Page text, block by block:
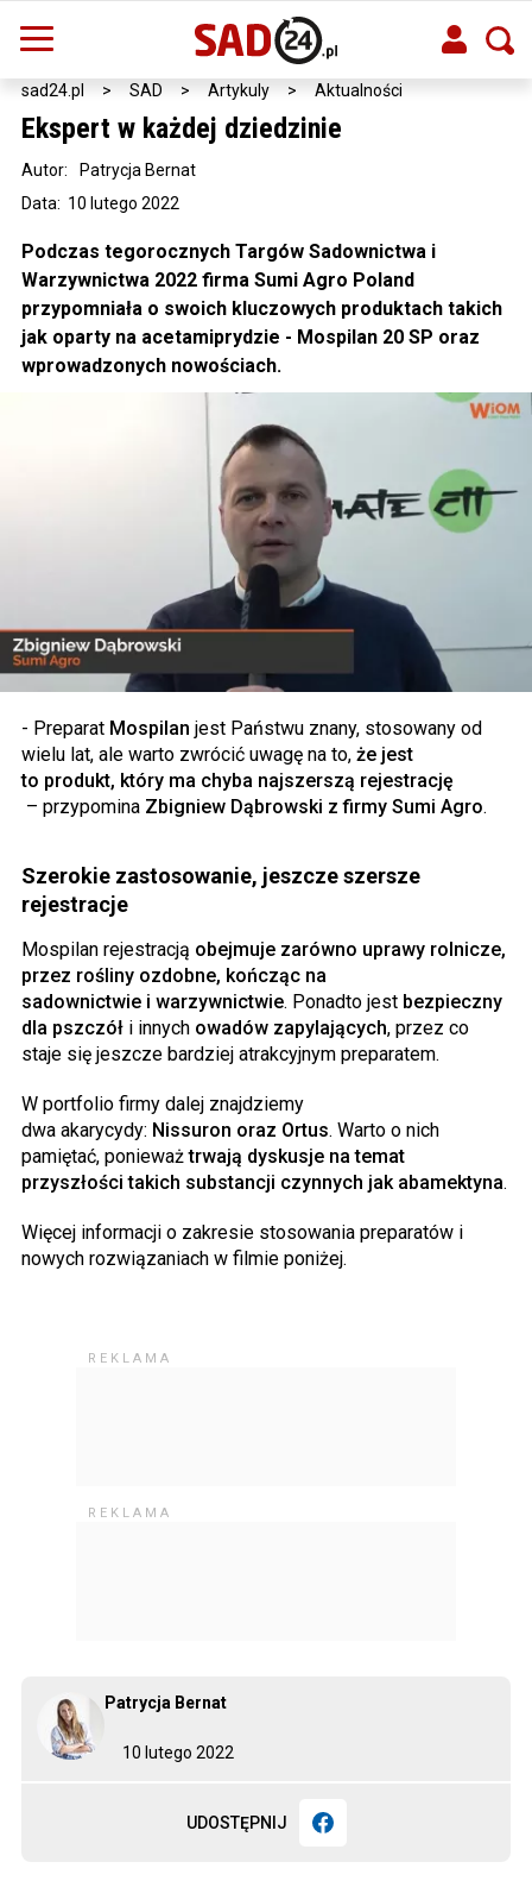
sad24.pl > SAD > Artykuly > Aktualności
Ekspert w każdej dziedzinie
Data: 10 lutego 2022
Autor: Patrycja Bernat
10 lutego 2022
Patrycja Bernat
UDOSTĘPNIJ
Podczas tegorocznych Targów Sadownictwa i
Warzywnictwa 2022 firma Sumi Agro Poland
przypomniała o swoich kluczowych produktach takich
jak oparty na acetamiprydzie - Mospilan 20 SP oraz
wprowadzonych nowościach.
- Preparat Mospilan jest Państwu znany, stosowany od
wielu lat, ale warto zwrócić uwagę na to, że jest
to produkt, który ma chyba najszerszą rejestrację
– przypomina Zbigniew Dąbrowski z firmy Sumi Agro.
Szerokie zastosowanie, jeszcze szersze
rejestracje
Mospilan rejestracją obejmuje zarówno uprawy rolnicze,
przez rośliny ozdobne, kończąc na
sadownictwie i warzywnictwie. Ponadto jest bezpieczny
dla pszczół i innych owadów zapylających, przez co
staje się jeszcze bardziej atrakcyjnym preparatem.
W portfolio firmy dalej znajdziemy
dwa akarycydy: Nissuron oraz Ortus. Warto o nich
pamiętać, ponieważtrwają dyskusje na temat
przyszłości takich substancji czynnych jak abamektyna.
Więcej informacji o zakresie stosowania preparatów i
nowych rozwiązaniach w filmie poniżej.